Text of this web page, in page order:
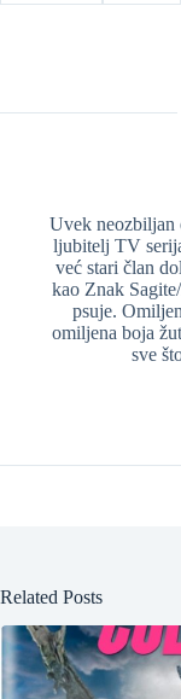
Uvek neozbiljan
ljubitelj TV
već stari član
kao Znak
psuje.
omiljena boja
sve
Related Posts